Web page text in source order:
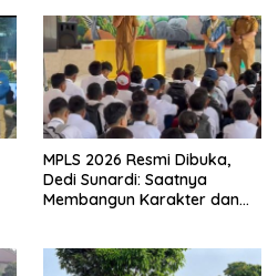
MPLS 2026 Resmi Dibuka,
Dedi Sunardi: Saatnya
Membangun Karakter dan